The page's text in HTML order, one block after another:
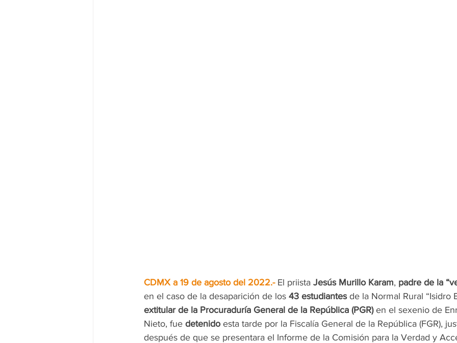
CDMX a 19 de agosto del 2022.- El priista Jesús Murillo Karam, padre de la
en el caso de la desaparición de los 43 estudiantes de la Normal Rural “Isidro
extitular de la Procuraduría General de la República (PGR) en el sexenio de
Nieto, fue detenido esta tarde por la Fiscalía General de la República (FGR),
después de que se presentara el Informe de la Comisión para la Verdad y